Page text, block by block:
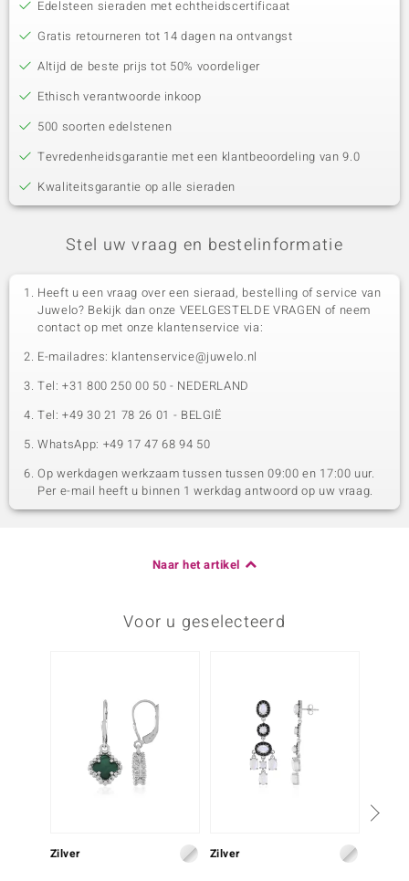
Edelsteen sieraden met echtheidscertificaat
Gratis retourneren tot 14 dagen na ontvangst
Altijd de beste prijs tot 50% voordeliger
Ethisch verantwoorde inkoop
500 soorten edelstenen
Tevredenheidsgarantie met een klantbeoordeling van 9.0
Kwaliteitsgarantie op alle sieraden
Stel uw vraag en bestelinformatie
Heeft u een vraag over een sieraad, bestelling of service van
Juwelo? Bekijk dan onze VEELGESTELDE VRAGEN of neem
contact op met onze klantenservice via:
E-mailadres: klantenservice@juwelo.nl
Tel: +31 800 250 00 50 - NEDERLAND
Tel: +49 30 21 78 26 01 - BELGIË
WhatsApp: +49 17 47 68 94 50
Op werkdagen werkzaam tussen tussen 09:00 en 17:00 uur.
Per e-mail heeft u binnen 1 werkdag antwoord op uw vraag.
Naar het artikel
Voor u geselecteerd
Zilver Zilver